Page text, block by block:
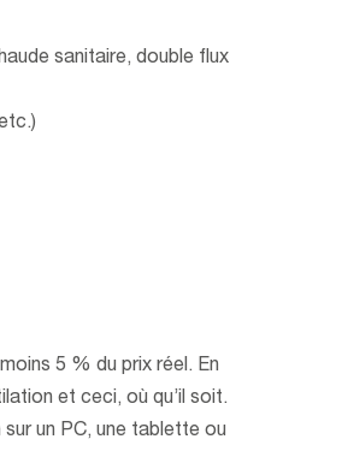
sanitaire, double flux
5 % du prix réel. En
et ceci, où qu’il soit.
un PC, une tablette ou